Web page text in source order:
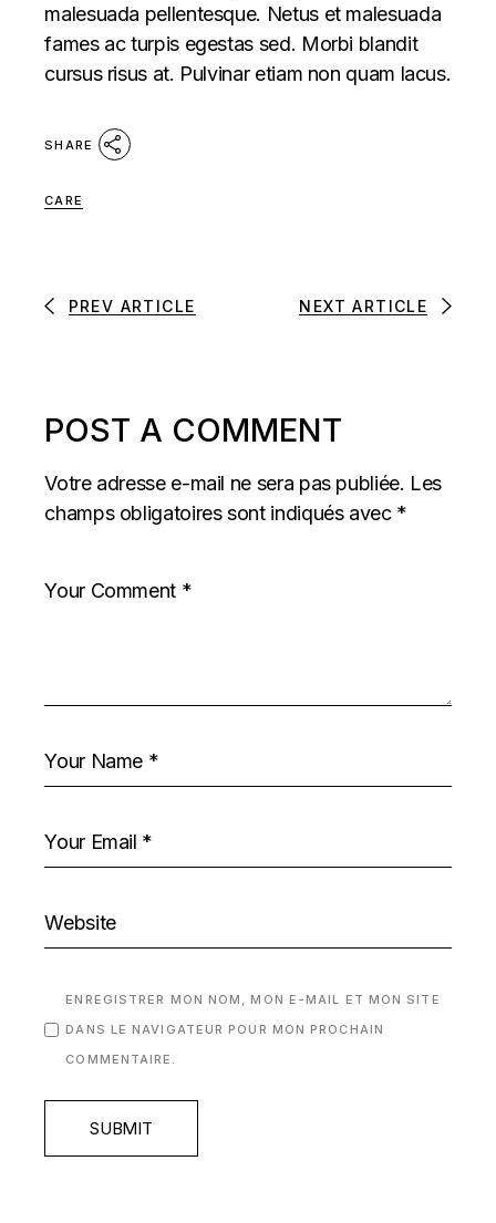
malesuada pellentesque. Netus et malesuada
fames ac turpis egestas sed. Morbi blandit
cursus risus at. Pulvinar etiam non quam lacus.
SHARE
CARE
PREV ARTICLE NEXT ARTICLE
POST A COMMENT
Votre adresse e-mail ne sera pas publiée. Les
champs obligatoires sont indiqués avec *
ENREGISTRER MON NOM, MON E-MAIL ET MON SITE
DANS LE NAVIGATEUR POUR MON PROCHAIN
COMMENTAIRE.
SUBMIT